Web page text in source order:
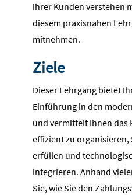
ihrer Kunden verstehen
diesem praxisnahen
mitnehmen.
Ziele
Dieser Lehrgang bietet
Einführung in den
und vermittelt Ihnen das
effizient zu
erfüllen und
integrieren. Anhand
Sie, wie Sie den